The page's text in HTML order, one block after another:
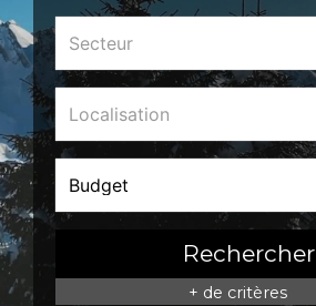
Secteur
Localisation
Budget
Rechercher
+ de critères